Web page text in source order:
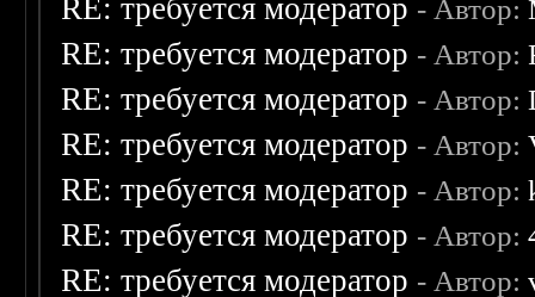
RE: требуется модератор - Автор:
RE: требуется модератор - Автор:
RE: требуется модератор - Автор:
RE: требуется модератор - Автор:
RE: требуется модератор - Автор:
RE: требуется модератор - Автор:
RE: требуется модератор - Автор: